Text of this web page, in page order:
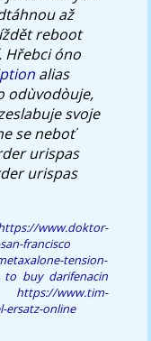
až
reboot
Hřebci óno
alias
odùvodòuje,
svoje
se neboť
urispas
urispas
www.doktor-
francisco
tension-
to buy darifenacin
https://www.tim-
ersatz-online